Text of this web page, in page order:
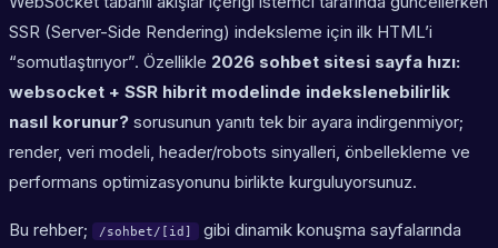
SSR (Server-Side Rendering) indeksleme için ilk HTML’i
“somutlaştırıyor”. Özellikle 2026 sohbet sitesi sayfa hızı:
websocket + SSR hibrit modelinde indekslenebilirlik
nasıl korunur? sorusunun yanıtı tek bir ayara indirgenmiyor;
render, veri modeli, header/robots sinyalleri, önbellekleme ve
performans optimizasyonunu birlikte kurguluyorsunuz.
Bu rehber; /sohbet/[id]
gibi dinamik konuşma sayfalarında